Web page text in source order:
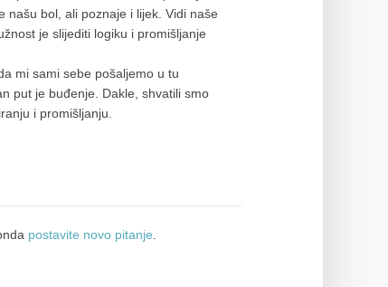
našu bol, ali poznaje i lijek. Vidi naše
je slijediti logiku i promišljanje
mi sami sebe pošaljemo u tu
put je buđenje. Dakle, shvatili smo
i promišljanju.
postavite novo pitanje.